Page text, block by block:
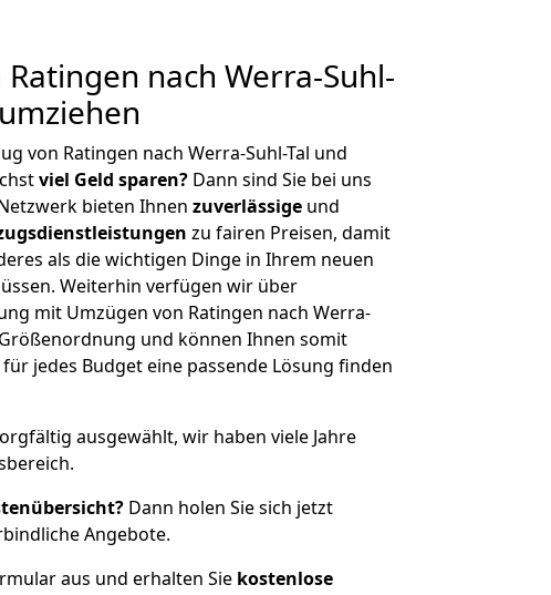
nach Werra-Suhl-
von Ratingen nach Werra-Suhl-Tal und
viel Geld sparen? Dann sind Sie bei uns
bieten Ihnen zuverlässige und
zu fairen Preisen, damit
als die wichtigen Dinge in Ihrem neuen
Weiterhin verfügen wir über
mit Umzügen von Ratingen nach Werra-
und können Ihnen somit
jedes Budget eine passende Lösung finden
ausgewählt, wir haben viele Jahre
Dann holen Sie sich jetzt
Angebote.
aus und erhalten Sie kostenlose